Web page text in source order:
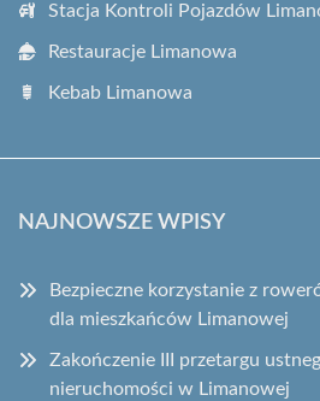
Stacja Kontroli Pojazdów
Restauracje Limanowa
Kebab Limanowa
NAJNOWSZE WPISY
Bezpieczne korzystanie z
dla mieszkańców Limanowej
Zakończenie III przetargu
nieruchomości w Limanowej